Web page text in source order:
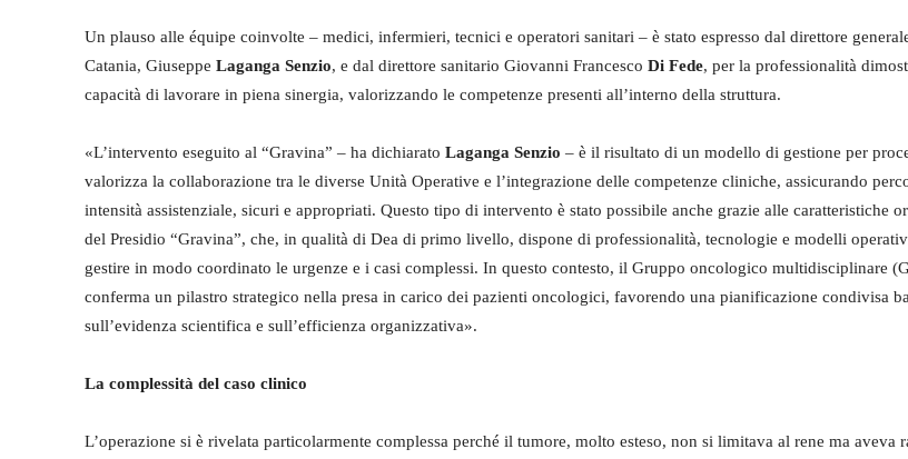
Un plauso alle équipe coinvolte – medici, infermieri, tecnici e operatori sanitari – è stato espresso dal direttore
Catania, Giuseppe Laganga Senzio, e dal direttore sanitario Giovanni Francesco Di Fede, per la professionalità
capacità di lavorare in piena sinergia, valorizzando le competenze presenti all’interno della struttura.
«L’intervento eseguito al “Gravina” – ha dichiarato Laganga Senzio – è il risultato di un modello di gestione per
valorizza la collaborazione tra le diverse Unità Operative e l’integrazione delle competenze cliniche, assicurando
intensità assistenziale, sicuri e appropriati. Questo tipo di intervento è stato possibile anche grazie alle caratteristiche
del Presidio “Gravina”, che, in qualità di Dea di primo livello, dispone di professionalità, tecnologie e modelli
gestire in modo coordinato le urgenze e i casi complessi. In questo contesto, il Gruppo oncologico multidisciplinare
conferma un pilastro strategico nella presa in carico dei pazienti oncologici, favorendo una pianificazione condivisa
sull’evidenza scientifica e sull’efficienza organizzativa».
La complessità del caso clinico
L’operazione si è rivelata particolarmente complessa perché il tumore, molto esteso, non si limitava al rene ma aveva